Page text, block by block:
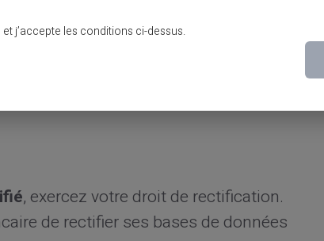
de France avec votre pièce d'identité
vérifie immédiatement votre
votre dossier est complet.
, exercez votre droit de rectification.
de rectifier ses bases de données
et j’accepte les conditions ci-dessus.